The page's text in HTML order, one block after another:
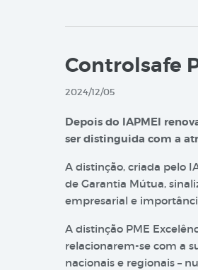
Controlsafe
2024/12/05
Depois do IAPMEI
ser distinguida com a
A distinção, criada pelo
de Garantia Mútua,
empresarial e
A distinção PME
relacionarem-se com a
nacionais e regionais –